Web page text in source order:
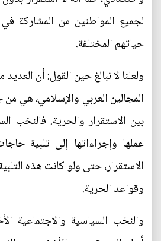
لجميع المواطنين من المشاركة
حياتهم المختلفة.
ولعلنا لا نبالغ حين القول: أن
المجالين العربي والإسلامي، هي
بين الاستقرار والحرية. فالنخب
عملها وإجراءاتها إلى تلبية
الاستقرار، حتى ولو كانت هذه
وقواعد الحرية.
والنخب السياسية والاجتماعية